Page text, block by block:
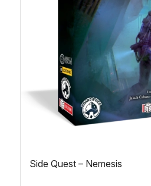
Side Quest – Nemesis